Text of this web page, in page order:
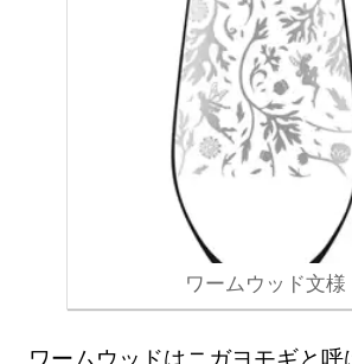
ワームウッド文様
ワームウッドはニガヨモギと